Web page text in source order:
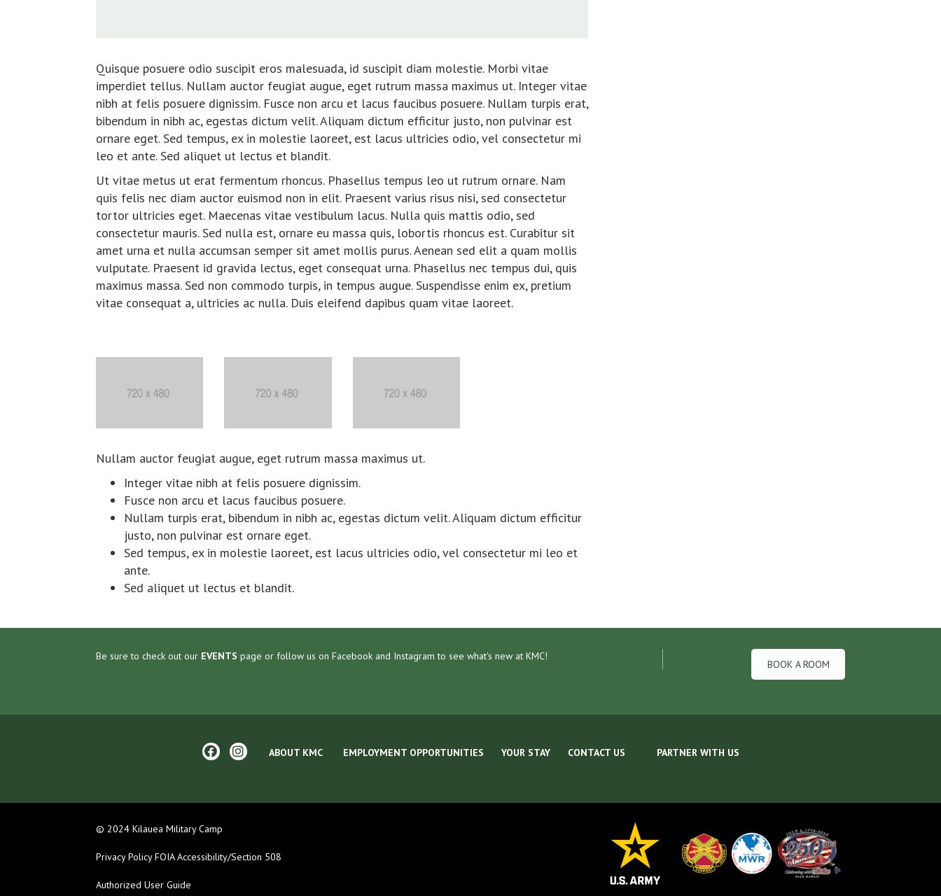
Quisque posuere odio suscipit eros malesuada, id suscipit diam molestie. Morbi vitae
imperdiet tellus. Nullam auctor feugiat augue, eget rutrum massa maximus ut. Integer vitae
nibh at felis posuere dignissim. Fusce non arcu et lacus faucibus posuere. Nullam turpis erat,
bibendum in nibh ac, egestas dictum velit. Aliquam dictum efficitur justo, non pulvinar est
ornare eget. Sed tempus, ex in molestie laoreet, est lacus ultricies odio, vel consectetur mi
leo et ante. Sed aliquet ut lectus et blandit.
Ut vitae metus ut erat fermentum rhoncus. Phasellus tempus leo ut rutrum ornare. Nam
quis felis nec diam auctor euismod non in elit. Praesent varius risus nisi, sed consectetur
tortor ultricies eget. Maecenas vitae vestibulum lacus. Nulla quis mattis odio, sed
consectetur mauris. Sed nulla est, ornare eu massa quis, lobortis rhoncus est. Curabitur sit
amet urna et nulla accumsan semper sit amet mollis purus. Aenean sed elit a quam mollis
vulputate. Praesent id gravida lectus, eget consequat urna. Phasellus nec tempus dui, quis
maximus massa. Sed non commodo turpis, in tempus augue. Suspendisse enim ex, pretium
vitae consequat a, ultricies ac nulla. Duis eleifend dapibus quam vitae laoreet.
Nullam auctor feugiat augue, eget rutrum massa maximus ut.
Integer vitae nibh at felis posuere dignissim.
Fusce non arcu et lacus faucibus posuere.
Nullam turpis erat, bibendum in nibh ac, egestas dictum velit. Aliquam dictum efficitur
justo, non pulvinar est ornare eget.
Sed tempus, ex in molestie laoreet, est lacus ultricies odio, vel consectetur mi leo et
ante.
Sed aliquet ut lectus et blandit.
Be sure to check out our EVENTS page or follow us on Facebook and Instagram to see what's new at KMC!
BOOK A ROOM
ABOUT KMC EMPLOYMENT OPPORTUNITIES YOUR STAY CONTACT US PARTNER WITH US
© 2024 Kilauea Military Camp
Privacy Policy FOIAAccessibility/Section 508
Authorized User Guide